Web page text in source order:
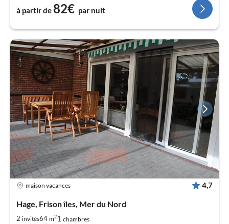
à partir de 82€ par nuit
maison vacances 4,7
Hage, Frison îles, Mer du Nord
2 invités64 m21 chambres